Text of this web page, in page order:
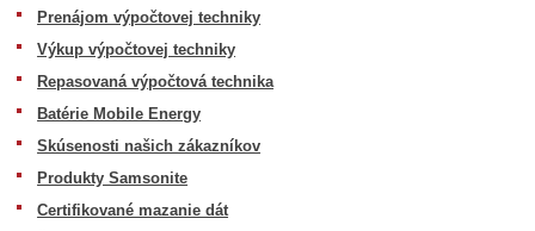
Prenájom výpočtovej techniky
Výkup výpočtovej techniky
Repasovaná výpočtová technika
Batérie Mobile Energy
Skúsenosti našich zákazníkov
Produkty Samsonite
Certifikované mazanie dát